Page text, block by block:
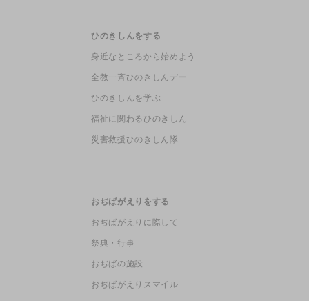
ひのきしんをする
身近なところから始めよう
全教一斉ひのきしんデー
ひのきしんを学ぶ
福祉に関わるひのきしん
災害救援ひのきしん隊
おぢばがえりをする
おぢばがえりに際して
祭典・行事
おぢばの施設
おぢばがえりスマイル